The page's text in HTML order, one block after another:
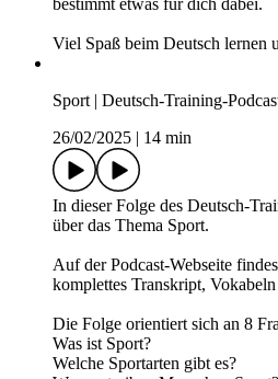
28/02/2025|13 min
über das Thema Sprache.
Auf der Podcast-Webseite
komplettes Transkript, Vokabeln
Die Folge orientiert sich an 7
Was ist Sprache?
In welchen Formen existiert
Wie viele Sprachen gibt es auf
Was ist der Unterschied
Verkehrssprache und
Wie viele Sprachen spricht ein
Wie lernen wir Sprachen?
Fünf Tipps für effizientes